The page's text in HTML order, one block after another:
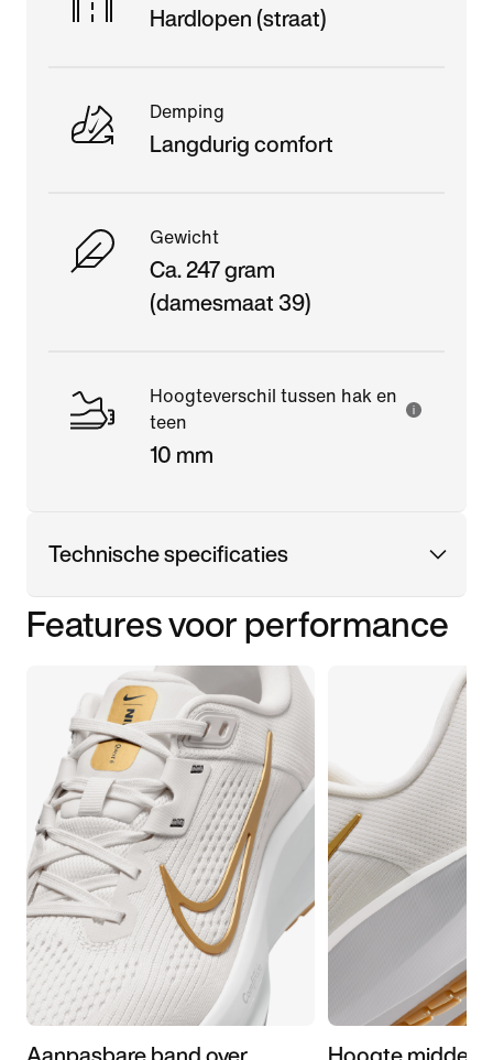
Hardlopen (straat)
Demping
Langdurig comfort
Gewicht
Ca. 247 gram
(damesmaat 39)
Hoogteverschil tussen hak en
teen
10 mm
Technische specificaties
Features voor performance